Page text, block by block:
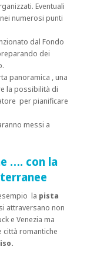
Eventuali
numerosi punti
dal Fondo
dei
panoramica , una
la possibilità di
per pianificare
messi a
…. con la
la pista
attraversano non
e Venezia ma
città romantiche